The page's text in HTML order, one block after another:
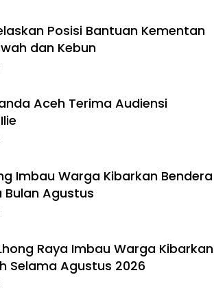
Posisi Bantuan Kementan
dan Kebun
Aceh Terima Audiensi
Imbau Warga Kibarkan Bendera
Bulan Agustus
Raya Imbau Warga Kibarkan
Selama Agustus 2026